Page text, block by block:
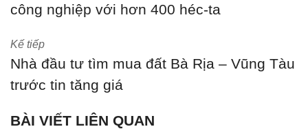
công nghiệp với hơn 400 héc-ta
Kế tiếp
Nhà đầu tư tìm mua đất Bà Rịa – Vũng Tàu
trước tin tăng giá
BÀI VIẾT LIÊN QUAN